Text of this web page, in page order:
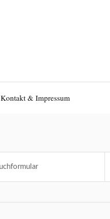
Kontakt & Impressum